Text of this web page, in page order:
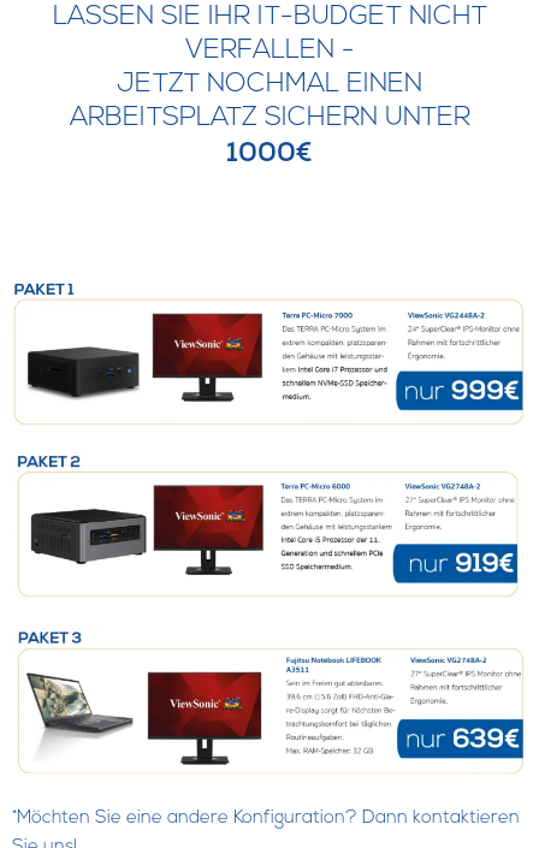
LASSEN SIE IHR IT-BUDGET NICHT
VERFALLEN -
JETZT NOCHMAL EINEN
ARBEITSPLATZ SICHERN UNTER
1000€
*Möchten Sie eine andere Konfiguration? Dann kontaktieren